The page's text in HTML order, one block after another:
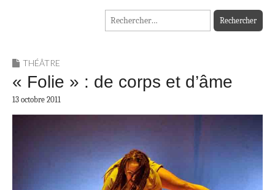
Rechercher :
THÉÂTRE
« Folie » : de corps et d’âme
13 octobre 2011